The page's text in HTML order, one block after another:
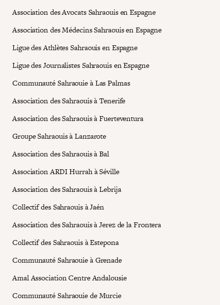
Association des Avocats Sahraouis en Espagne
Association des Médecins Sahraouis en Espagne
Ligue des Athlètes Sahraouis en Espagne
Ligue des Journalistes Sahraouis en Espagne
Communauté Sahraouie à Las Palmas
Association des Sahraouis à Tenerife
Association des Sahraouis à Fuerteventura
Groupe Sahraouis à Lanzarote
Association des Sahraouis à Bal
Association ARDI Hurrah à Séville
Association des Sahraouis à Lebrija
Collectif des Sahraouis à Jaén
Association des Sahraouis à Jerez de la Frontera
Collectif des Sahraouis à Estepona
Communauté Sahraouie à Grenade
Amal Association Centre Andalousie
Communauté Sahraouie de Murcie